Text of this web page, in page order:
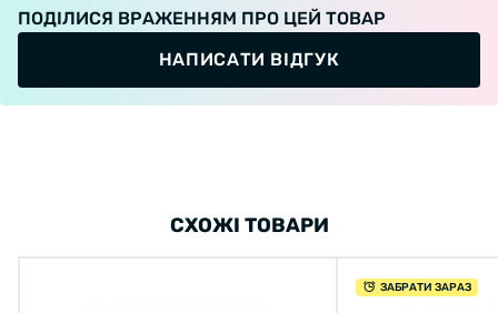
ПОДІЛИСЯ ВРАЖЕННЯМ ПРО ЦЕЙ ТОВАР
НАПИСАТИ ВІДГУК
СХОЖІ ТОВАРИ
ЗАБРАТИ ЗАРАЗ